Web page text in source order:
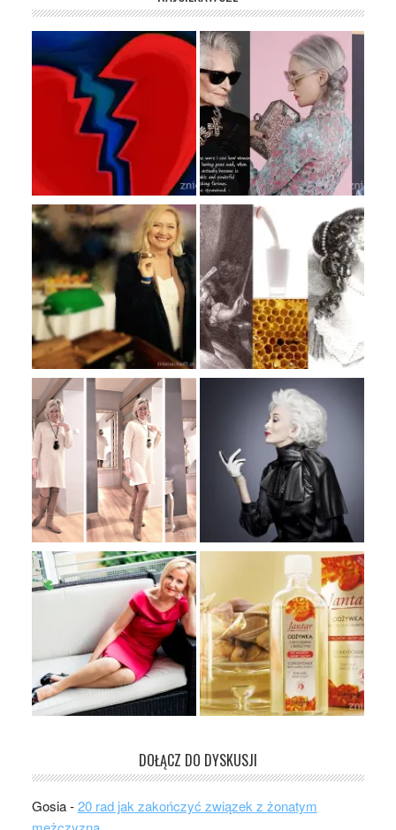
DOŁĄCZ DO DYSKUSJI
Gosia-20 rad jak zakończyć związek z żonatym